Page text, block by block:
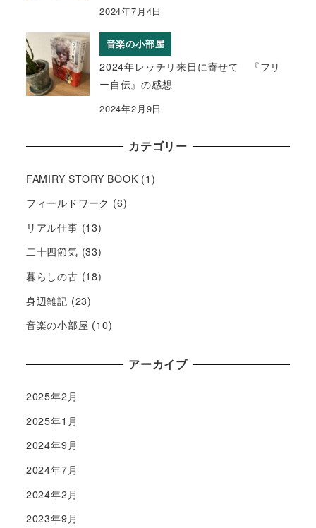
2024年7月4日
音楽の小部屋
2024年レッチリ来日に寄せて 『フリ
ー自伝』の感想
2024年2月9日
カテゴリー
FAMIRY STORY BOOK (1)
フィールドワーク (6)
リアル仕事 (13)
二十四節気 (33)
暮らしの古 (18)
身辺雑記 (23)
音楽の小部屋 (10)
アーカイブ
2025年2月
2025年1月
2024年9月
2024年7月
2024年2月
2023年9月